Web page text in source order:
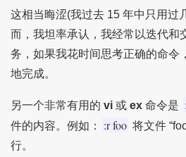
这相当晦涩(我过去 15 年中只用过
而，我坦率承认，我经常以迭代和
务，如果我花时间思考正确的命令
地完成。
另一个非常有用的 vi或 ex命令是
件的内容。例如：
:r foo 将文件
行。